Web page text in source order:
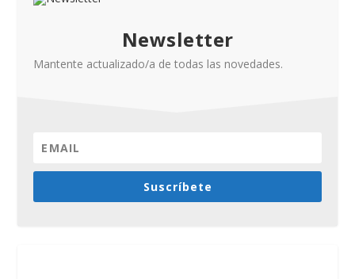
Newsletter
Mantente actualizado/a de todas las novedades.
Suscríbete